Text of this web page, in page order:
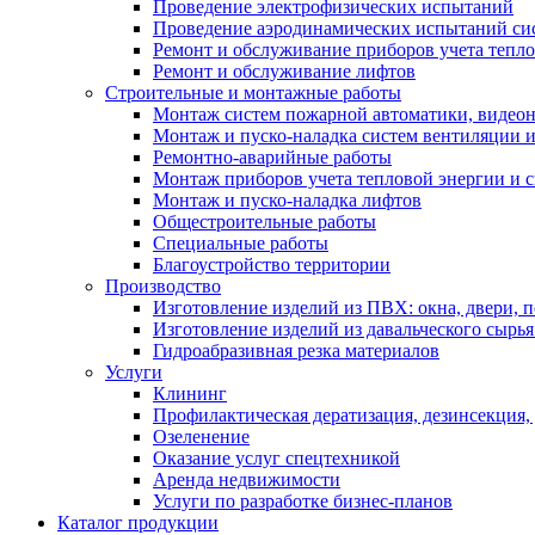
Проведение электрофизических испытаний
Проведение аэродинамических испытаний
Ремонт и обслуживание приборов учета
Ремонт и обслуживание лифтов
Строительные и монтажные работы
Монтаж систем пожарной автоматики,
Монтаж и пуско-наладка систем вентиляции
Ремонтно-аварийные работы
Монтаж приборов учета тепловой энергии и
Монтаж и пуско-наладка лифтов
Общестроительные работы
Специальные работы
Благоустройство территории
Производство
Изготовление изделий из ПВХ: окна, двери,
Изготовление изделий из давальческого
Гидроабразивная резка материалов
Услуги
Клининг
Профилактическая дератизация,
Озеленение
Оказание услуг спецтехникой
Аренда недвижимости
Услуги по разработке бизнес-планов
Каталог продукции